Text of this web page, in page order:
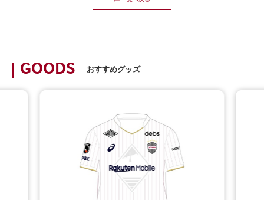
GOODS おすすめグッズ